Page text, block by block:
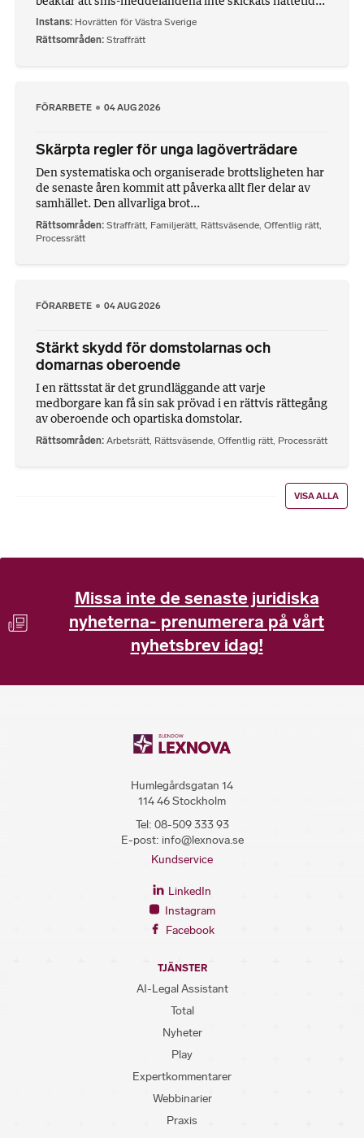
Instans Hovrätten för Västra Sverige
Rättsområden Straffrätt
FÖRARBETE 04 AUG 2026
Skärpta regler för unga lagöverträdare
Den systematiska och organiserade brottsligheten har
de senaste åren kommit att påverka allt fler delar av
samhället. Den allvarliga brot...
Rättsområden Straffrätt, Familjerätt, Rättsväsende, Offentlig rätt,
Processrätt
FÖRARBETE 04 AUG 2026
Stärkt skydd för domstolarnas och
domarnas oberoende
I en rättsstat är det grundläggande att varje
medborgare kan få sin sak prövad i en rättvis rättegång
av oberoende och opartiska domstolar.
Rättsområden Arbetsrätt Rättsväsende Offentlig rätt Processrätt
VISA ALLA
Missa inte de senaste juridiska
nyheterna- prenumerera på vårt
nyhetsbrev idag!
Humlegårdsgatan 14
114 46 Stockholm
Tel: 08-509 333 93
E-post: info@lexnova.se
Kundservice
LinkedIn
Instagram
Facebook
TJÄNSTER
AI-Legal Assistant
Total
Nyheter
Play
Expertkommentarer
Webbinarier
Praxis